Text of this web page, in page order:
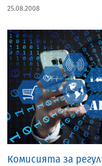
25.08.2008
Комисията за